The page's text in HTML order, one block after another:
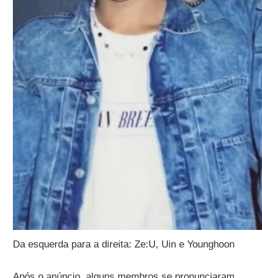
Da esquerda para a direita: Ze:U, Uin e Younghoon